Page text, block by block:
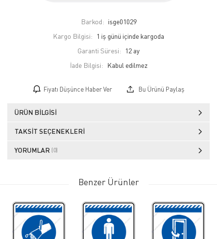
Barkod: isge01029
Kargo Bilgisi:
1 iş günü içinde kargoda
Garanti Süresi:
12 ay
İade Bilgisi:
Fiyatı Düşünce Haber Ver Bu Ürünü Paylaş
ÜRÜN BILGISI
TAKSIT SEÇENEKLERI
YORUMLAR (0)
Benzer Ürünler